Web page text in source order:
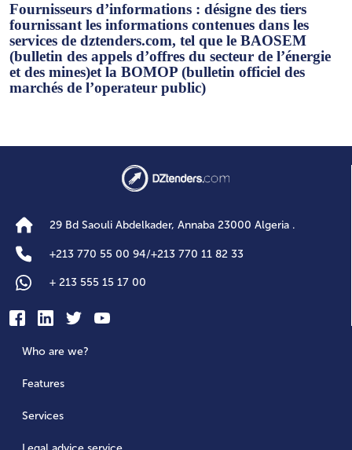
Fournisseurs d’informations : désigne des tiers
fournissant les informations contenues dans les
services de dztenders.com, tel que le BAOSEM
(bulletin des appels d’offres du secteur de l’énergie
et des mines)et la BOMOP (bulletin officiel des
marchés de l’operateur public)
29 Bd Saouli Abdelkader, Annaba 23000 Algeria .
+213 770 55 00 94/+213 770 11 82 33
+ 213 555 15 17 00
Who are we?
Features
Services